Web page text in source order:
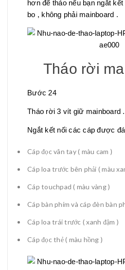
hơn để tháo nếu bạn ngắt
bo , không phải mainboard .
Tháo rời
Bước 24
Tháo rời 3 vít giữ mainboard .
Ngắt kết nối các cáp được
Cáp đọc vân tay ( màu cam )
Cáp loa trước bên phải ( màu
Cáp touchpad ( màu vàng )
Cáp bàn phím và cáp đèn bàn
Cáp loa trái trước ( xanh đậm )
Cáp đọc thẻ ( màu hồng )